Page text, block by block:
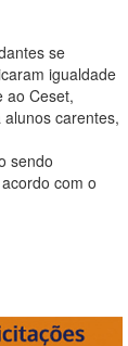
se
igualdade
ao Ceset,
carentes,
sendo
com o